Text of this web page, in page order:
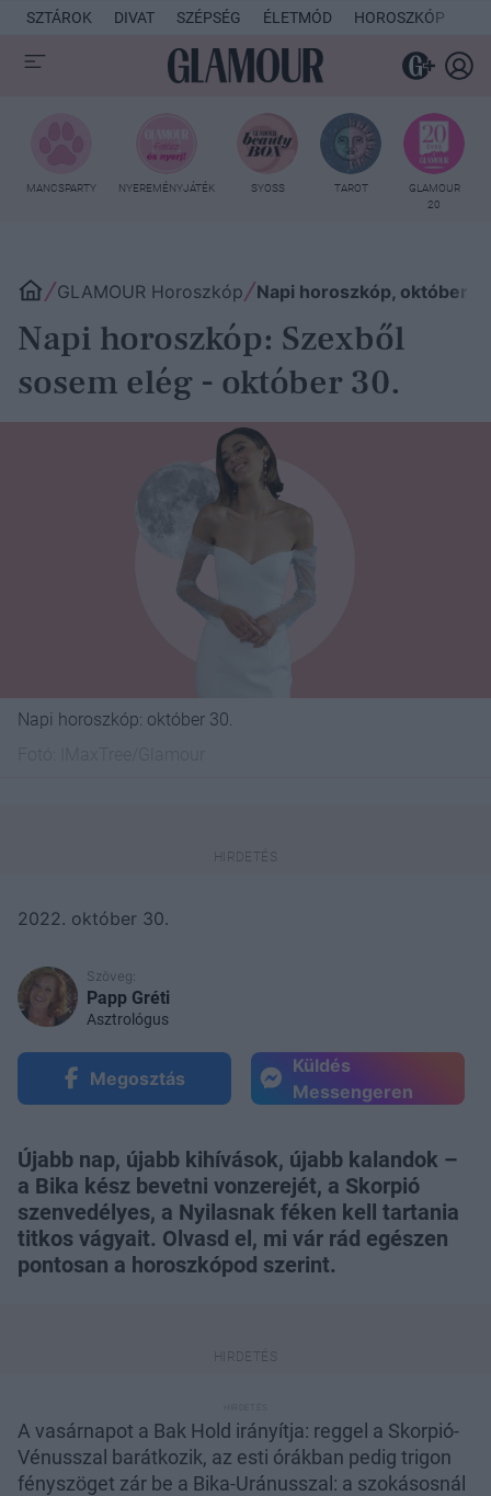
SZTÁROK DIVAT SZÉPSÉG ÉLETMÓD HOROSZKÓP
MANCSPARTY NYEREMÉNYJÁTÉK SYOSS TAROT
GLAMOUR
20
GLAMOUR Horoszkóp Napi horoszkóp, október
Napi horoszkóp: Szexből
sosem elég - október 30.
Napi horoszkóp: október 30.
2022. október 30.
Szöveg:
Papp Gréti
Asztrológus
Megosztás
Küldés
Messengeren
Újabb nap, újabb kihívások, újabb kalandok –
a Bika kész bevetni vonzerejét, a Skorpió
szenvedélyes, a Nyilasnak féken kell tartania
titkos vágyait. Olvasd el, mi vár rád egészen
pontosan a horoszkópod szerint.
A vasárnapot a Bak Hold irányítja: reggel a Skorpió-
Vénusszal barátkozik, az esti órákban pedig trigon
fényszöget zár be a Bika-Uránusszal: a szokásosnál